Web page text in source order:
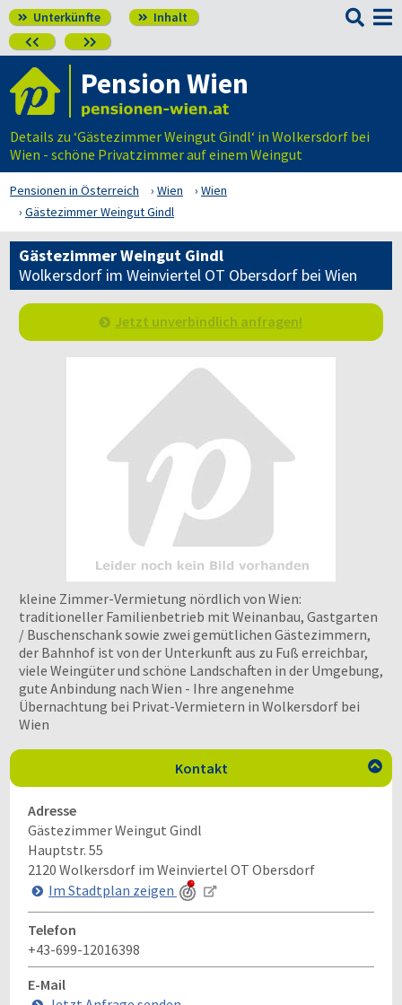
 Unterkünfte  Inhalt
 

Pension Wien
Details zu ‘Gästezimmer Weingut Gindl‘ in Wolkersdorf bei
Wien - schöne Privatzimmer auf einem Weingut
Pensionen in Österreich Wien
Wien
Gästezimmer Weingut Gindl
Gästezimmer Weingut Gindl
Wolkersdorf im Weinviertel OT Obersdorf bei Wien
Jetzt unverbindlich anfragen!
kleine Zimmer-Vermietung nördlich von Wien:
traditioneller Familienbetrieb mit Weinanbau, Gastgarten
/ Buschenschank sowie zwei gemütlichen Gästezimmern,
der Bahnhof ist von der Unterkunft aus zu Fuß erreichbar,
viele Weingüter und schöne Landschaften in der Umgebung,
gute Anbindung nach Wien - Ihre angenehme
Übernachtung bei Privat-Vermietern in Wolkersdorf bei
Wien
Kontakt 
Adresse
Gästezimmer Weingut Gindl
Hauptstr. 55
2120 Wolkersdorf im Weinviertel OT Obersdorf
Im Stadtplan zeigen
Telefon
+43-699-12016398
E-Mail